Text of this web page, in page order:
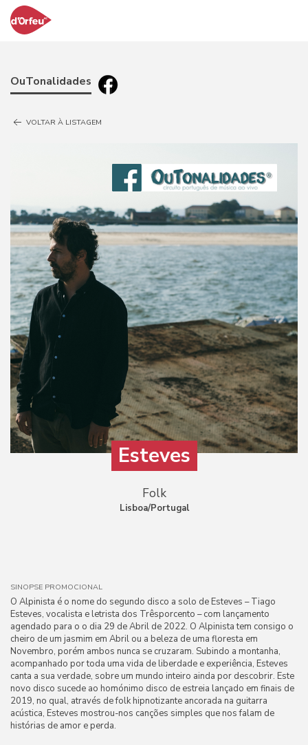
OuTonalidades
VOLTAR À LISTAGEM
Esteves
Folk
Lisboa/Portugal
SINOPSE PROMOCIONAL
O Alpinista é o nome do segundo disco a solo de Esteves – Tiago
Esteves, vocalista e letrista dos Trêsporcento – com lançamento
agendado para o o dia 29 de Abril de 2022. O Alpinista tem consigo o
cheiro de um jasmim em Abril ou a beleza de uma floresta em
Novembro, porém ambos nunca se cruzaram. Subindo a montanha,
acompanhado por toda uma vida de liberdade e experiência, Esteves
canta a sua verdade, sobre um mundo inteiro ainda por descobrir. Este
novo disco sucede ao homónimo disco de estreia lançado em finais de
2019, no qual, através de folk hipnotizante ancorada na guitarra
acústica, Esteves mostrou-nos canções simples que nos falam de
histórias de amor e perda.